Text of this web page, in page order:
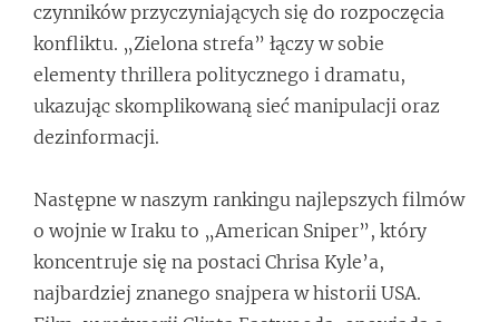
czynników przyczyniających się do rozpoczęcia
konfliktu. „Zielona strefa” łączy w sobie
elementy thrillera politycznego i dramatu,
ukazując skomplikowaną sieć manipulacji oraz
dezinformacji.
Następne w naszym rankingu najlepszych filmów
o wojnie w Iraku to „American Sniper”, który
koncentruje się na postaci Chrisa Kyle’a,
najbardziej znanego snajpera w historii USA.